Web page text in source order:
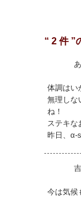
“ 2 件 ”
体調はい
無理しな
ね！
ステキな
昨日、α-
今は気候